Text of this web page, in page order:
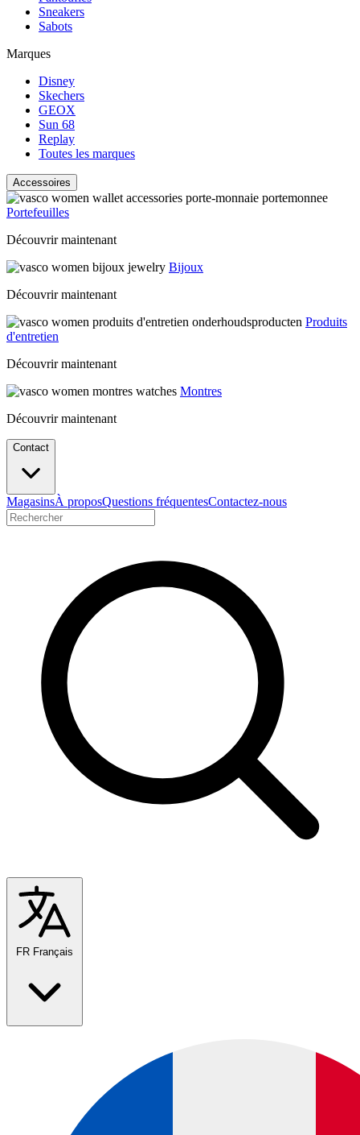
Sneakers
Sabots
Marques
Disney
Skechers
GEOX
Sun 68
Replay
Toutes les marques
Accessoires
Portefeuilles
Découvrir maintenant
Bijoux
Découvrir maintenant
Produits
d'entretien
Découvrir maintenant
Montres
Découvrir maintenant
Contact
MagasinsÀ proposQuestions fréquentesContactez-nous
FR Français